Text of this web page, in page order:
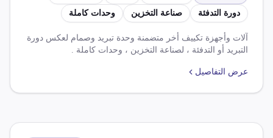
دورة التدفئة
صناعة التخزين وحدات كاملة
آلات وأجهزة تكييف أخر متضمنة وحدة تبريد وصمام لعكس دورة
التبريد أو التدفئة ، لصناعة التخزين ، وحدات كاملة .
عرض التفاصيل